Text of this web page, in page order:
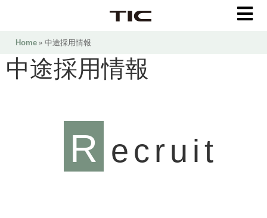
Home » 中途採用情報
中途採用情報
R ecruit